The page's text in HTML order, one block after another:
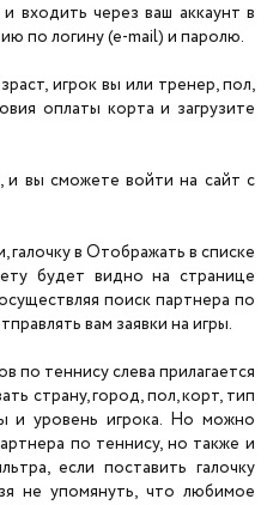
входить через ваш аккаунт в
по логину (e-mail) и паролю.
игрок вы или тренер, пол,
оплаты корта и загрузите
вы сможете войти на сайт с
галочку в Отображать в списке
будет видно на странице
поиск партнера по
вам заявки на игры.
по теннису слева прилагается
страну, город, пол, корт, тип
и уровень игрока. Но можно
по теннису, но также и
если поставить галочку
не упомянуть, что любимое